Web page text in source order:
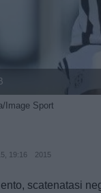
Image Sport
19:16 2015
scatenatasi